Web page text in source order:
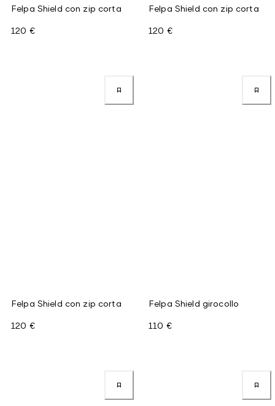
Felpa Shield con zip corta
120 €
Felpa Shield con zip corta
120 €
Felpa Shield con zip corta
120 €
Felpa Shield girocollo
110 €